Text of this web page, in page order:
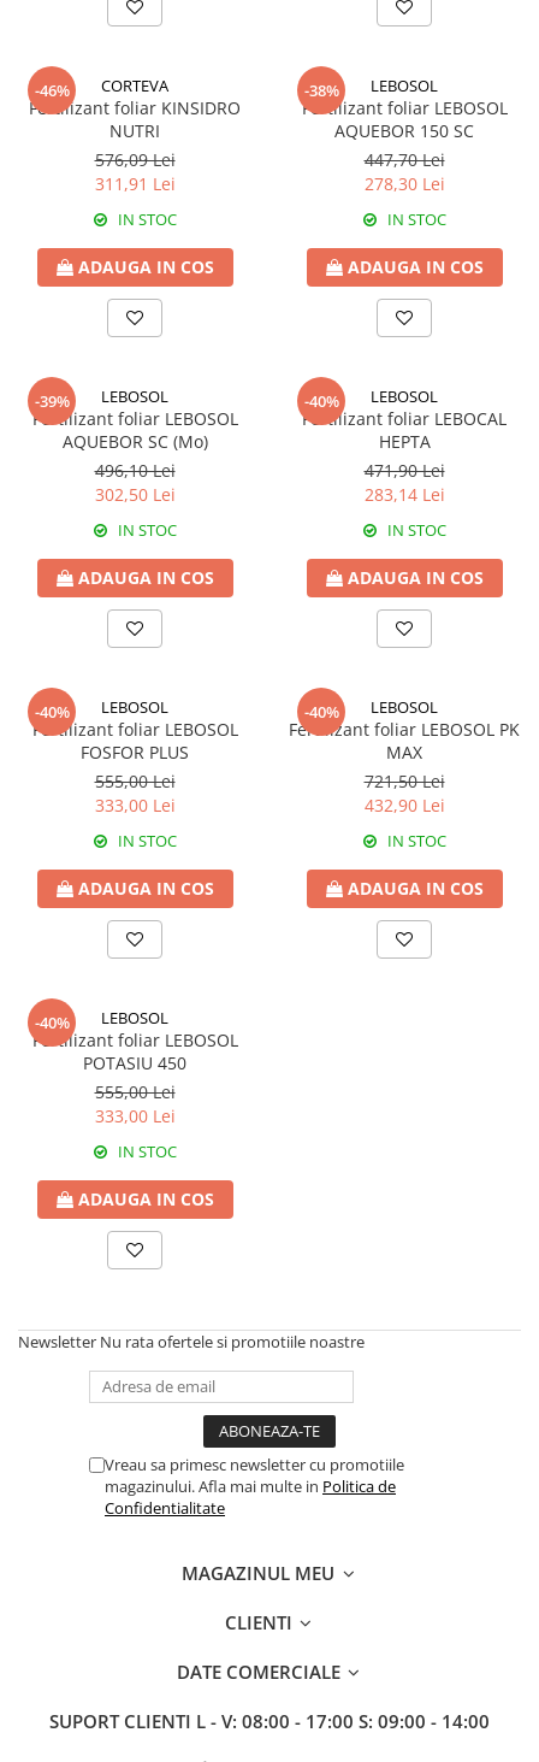
Fertilizanți foliari
Fungicide
Insecticide
DOVLECEL
Fungicide
Insecticide
Dezinfectant sol
Tratament semințe
Erbicide
Fungicide
Insecticide
Fertilizanți foliari
Erbicide
FASOLE BOABE PRIMĂVARĂ
FENICUL
Erbicide
FLOAREA SOARELUI
Tratament semințe
Fungicide
Biostimulatori
Dezinfectant sol
Regulatori de creștere
FLORI ORNAMENTALE
FRUCTE DE PĂDURE
Biostimulatori
GĂLBENELE
Insecticide
Fertilizanți foliari
Insecticide
Fertilizanți foliari
Tratament semințe
Fungicide
Biostimulatori
Fertilizanți foliari
Insecticide
LEGUME ÎN SERĂ
LEGUME ÎN SPAȚII PROTEJATE
Insecticide
LEGUME RĂDĂCINOASE
Fertilizanți foliari
LEGUMINOASE
Fertilizanți foliari
Biostimulatori
Fertilizanți foliari
Dezinfectant sol
Fungicide
Insecticide
Biostimulatori
Fertilizanți foliari
Adjuvanți
MAZĂRE
Tratament semințe
Biostimulatori
Fertilizanți foliari
Insecticide
Insecticide
MIRODENII
Fertilizanți foliari
MUR
Insecticide
Biostimulatori
Fertilizanți foliari
Acaricide
-46% CORTEVA
Fertilizant foliar KINSIDRO
NUTRI
576,09 Lei
311,91 Lei
IN STOC
ADAUGA IN COS
-38% LEBOSOL
Fertilizant foliar LEBOSOL
AQUEBOR 150 SC
447,70 Lei
278,30 Lei
IN STOC
ADAUGA IN COS
-39% LEBOSOL
Fertilizant foliar LEBOSOL
AQUEBOR SC (Mo)
496,10 Lei
302,50 Lei
IN STOC
ADAUGA IN COS
-40% LEBOSOL
Fertilizant foliar LEBOCAL
HEPTA
471,90 Lei
283,14 Lei
IN STOC
ADAUGA IN COS
-40% LEBOSOL
Fertilizant foliar LEBOSOL
FOSFOR PLUS
555,00 Lei
333,00 Lei
IN STOC
ADAUGA IN COS
-40% LEBOSOL
Fertilizant foliar LEBOSOL PK
MAX
721,50 Lei
432,90 Lei
IN STOC
ADAUGA IN COS
-40% LEBOSOL
Fertilizant foliar LEBOSOL
POTASIU 450
555,00 Lei
333,00 Lei
IN STOC
ADAUGA IN COS
Newsletter Nu rata ofertele si promotiile noastre
Vreau sa primesc newsletter cu promotiile
magazinului. Afla mai multe in Politica de
Confidentialitate
MAGAZINUL MEU
CLIENTI
DATE COMERCIALE
SUPORT CLIENTI L - V: 08:00 - 17:00 S: 09:00 - 14:00